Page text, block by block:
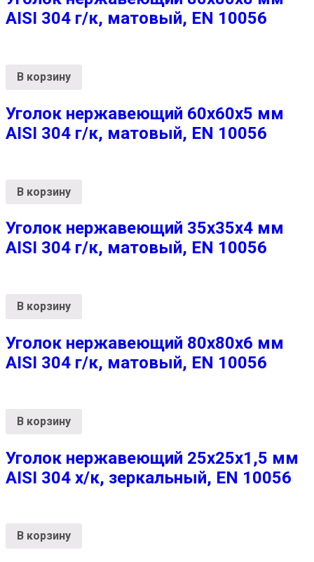
AISI 304 г/к, матовый, EN 10056
В корзину
Уголок нержавеющий 60х60х5 мм
AISI 304 г/к, матовый, EN 10056
В корзину
Уголок нержавеющий 35х35х4 мм
AISI 304 г/к, матовый, EN 10056
В корзину
Уголок нержавеющий 80х80х6 мм
AISI 304 г/к, матовый, EN 10056
В корзину
Уголок нержавеющий 25х25х1,5 мм
AISI 304 х/к, зеркальный, EN 10056
В корзину